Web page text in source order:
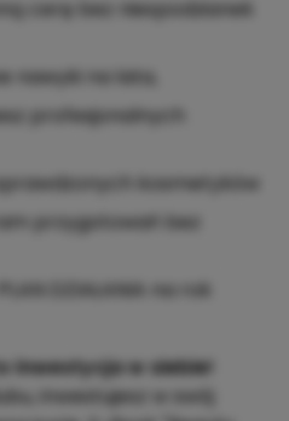
cerę bez niespodzianek
nawyki na lata,
profesjonalnych
kosmetyków
przygotowań bez
DZIAŁANIA na rok
inwestycja w siebie!
inwestujesz w swój